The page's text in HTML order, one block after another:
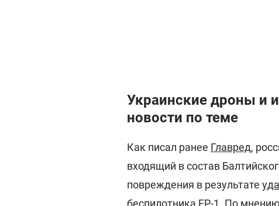
Украинские дроны и
новости по теме
Как писал ранее Главред,
входящий в состав
повреждения в результате
беспилотника FP-1
. По